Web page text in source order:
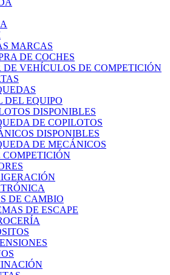
MARCAS
DE COCHES
VEHÍCULOS DE COMPETICIÓN
DEL EQUIPO
DISPONIBLES
DE COPILOTOS
DISPONIBLES
DE MECÁNICOS
COMPETICIÓN
DE CAMBIO
DE ESCAPE